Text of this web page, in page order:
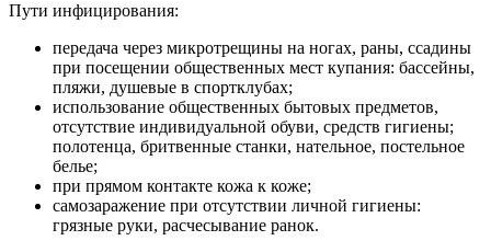
Пути инфицирования:
передача через микротрещины на ногах, раны, ссадины
при посещении общественных мест купания: бассейны,
пляжи, душевые в спортклубах;
использование общественных бытовых предметов,
отсутствие индивидуальной обуви, средств гигиены;
полотенца, бритвенные станки, нательное, постельное
белье;
при прямом контакте кожа к коже;
самозаражение при отсутствии личной гигиены:
грязные руки, расчесывание ранок.